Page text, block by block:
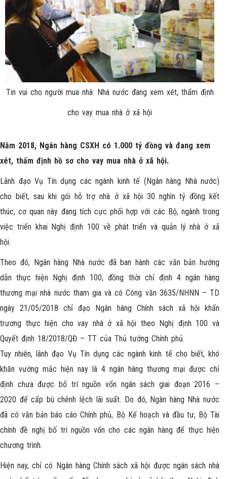
Tin vui cho người mua nhà: Nhà nước đang xem xét, thẩm định
cho vay mua nhà ở xã hội
Năm 2018, Ngân hàng CSXH có 1.000 tỷ đồng và đang xem
xét, thẩm định hồ sơ cho vay mua nhà ở xã hội.
Lãnh đạo Vụ Tín dụng các ngành kinh tế (Ngân hàng Nhà nước)
cho biết, sau khi gói hỗ trợ nhà ở xã hội 30 nghìn tỷ đồng kết
thúc, cơ quan này đang tích cực phối hợp với các Bộ, ngành trong
việc triển khai Nghị định 100 về phát triển và quản lý nhà ở xã
hội.
Theo đó, Ngân hàng Nhà nước đã ban hành các văn bản hướng
dẫn thực hiện Nghị định 100, đồng thời chỉ định 4 ngân hàng
thương mại nhà nước tham gia và có Công văn 3635/NHNN – TD
ngày 21/05/2018 chỉ đạo Ngân hàng Chính sách xã hội khẩn
trương thực hiện cho vay nhà ở xã hội theo Nghị định 100 và
Quyết định 18/2018/QĐ – TT của Thủ tướng Chính phủ.
Tuy nhiên, lãnh đạo Vụ Tín dụng các ngành kinh tế cho biết, khó
khăn vướng mắc hiện nay là 4 ngân hàng thương mại được chỉ
định chưa được bố trí nguồn vốn ngân sách giai đoạn 2016 –
2020 để cấp bù chênh lệch lãi suất. Do đó, Ngân hàng Nhà nước
đã có văn bản báo cáo Chính phủ, Bộ Kế hoạch và đầu tư, Bộ Tài
chính đề nghị bố trí nguồn vốn cho các ngân hàng để thực hiện
chương trình.
Hiện nay, chỉ có Ngân hàng Chính sách xã hội được ngân sách nhà